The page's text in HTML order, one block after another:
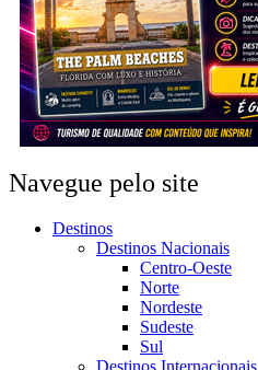
Navegue pelo site
Destinos
Destinos Nacionais
Centro-Oeste
Norte
Nordeste
Sudeste
Sul